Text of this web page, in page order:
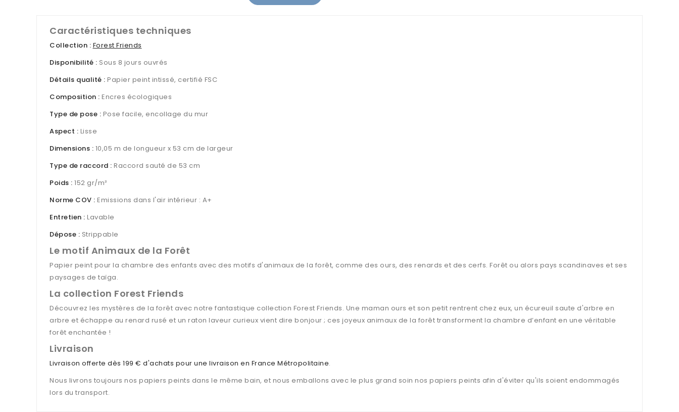
Caractéristiques techniques
Collection : Forest Friends
Disponibilité : Sous 8 jours ouvrés
Détails qualité : Papier peint intissé, certifié FSC
Composition : Encres écologiques
Type de pose : Pose facile, encollage du mur
Aspect : Lisse
Dimensions : 10,05 m de longueur x 53 cm de largeur
Type de raccord : Raccord sauté de 53 cm
Poids : 152 gr/m²
Norme COV : Emissions dans l'air intérieur : A+
Entretien : Lavable
Dépose : Strippable
Le motif Animaux de la Forêt
Papier peint pour la chambre des enfants avec des motifs d'animaux de la forêt, comme des ours, des renards et des cerfs. Forêt ou alors pays scandinaves et ses
paysages de taïga.
La collection Forest Friends
Découvrez les mystères de la forêt avec notre fantastique collection Forest Friends. Une maman ours et son petit rentrent chez eux, un écureuil saute d'arbre en
arbre et échappe au renard rusé et un raton laveur curieux vient dire bonjour ; ces joyeux animaux de la forêt transforment la chambre d’enfant en une véritable
forêt enchantée !
Livraison
Livraison offerte dès 199 € d'achats pour une livraison en France Métropolitaine.
Nous livrons toujours nos papiers peints dans le même bain, et nous emballons avec le plus grand soin nos papiers peints afin d'éviter qu'ils soient endommagés
lors du transport.